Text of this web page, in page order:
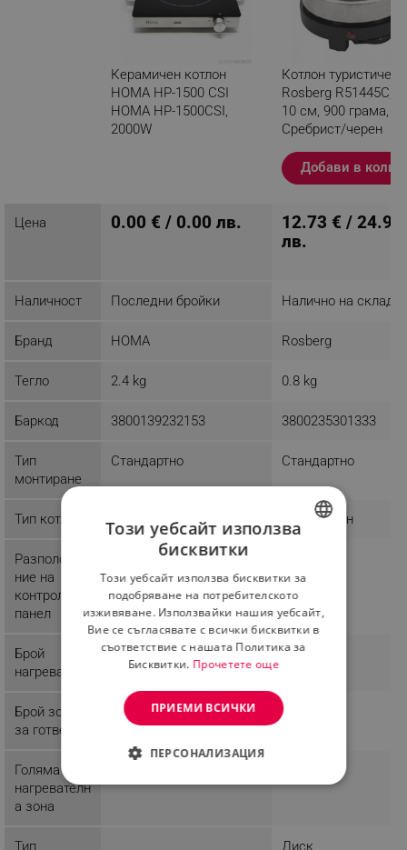
Керамичен котлон
HOMA HP-1500 CSI
HOMA HP-1500CSI,
2000W
Котлон
Rosberg R51445C,
10 см, 900 грама,
Сребрист/черен
Добави в
Цена 0.00 € / 0.00 лв.
12.73 € / 24.90
лв.
Наличност Последни бройки Налично на склад
Бранд HOMA Rosberg
Тегло 2.4 kg 0.8 kg
Баркод 3800139232153 3800235301333
Тип
монтиране
Стандартно Стандартно
Тип котлон Витрокерамичен Стандартен
Разположе
ние на
контролния
панел
Брой
нагреватели
1
Брой зони
за готвене
1
Голяма
нагревателн
а зона
Тип
Диск
Този уебсайт използва
бисквитки
Този уебсайт използва бисквитки за
подобряване на потребителското
изживяване. Използвайки нашия уебсайт,
Вие се съгласявате с всички бисквитки в
съответствие с нашата Политика за
Бисквитки. Прочетете още
ПРИЕМИ ВСИЧКИ
ПЕРСОНАЛИЗАЦИЯ
СТРОГО НЕОБХОДИМО